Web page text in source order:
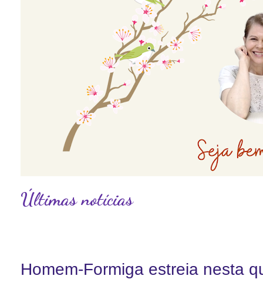
Últimas notícias
Homem-Formiga estreia nesta